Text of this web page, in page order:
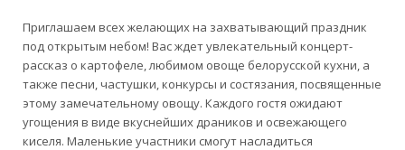
Приглашаем всех желающих на захватывающий праздник
под открытым небом! Вас ждет увлекательный концерт-
рассказ о картофеле, любимом овоще белорусской кухни, а
также песни, частушки, конкурсы и состязания, посвященные
этому замечательному овощу. Каждого гостя ожидают
угощения в виде вкуснейших драников и освежающего
киселя. Маленькие участники смогут насладиться